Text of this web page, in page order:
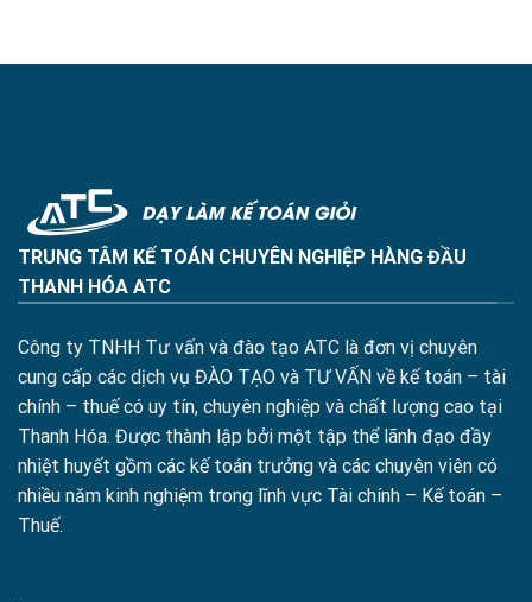
TRUNG TÂM KẾ TOÁN CHUYÊN NGHIỆP HÀNG ĐẦU
THANH HÓA ATC
Công ty TNHH Tư vấn và đào tạo ATC là đơn vị chuyên
cung cấp các dịch vụ ĐÀO TẠO và TƯ VẤN về kế toán – tài
chính – thuế có uy tín, chuyên nghiệp và chất lượng cao tại
Thanh Hóa. Được thành lập bởi một tập thể lãnh đạo đầy
nhiệt huyết gồm các kế toán trưởng và các chuyên viên có
nhiều năm kinh nghiệm trong lĩnh vực Tài chính – Kế toán –
Thuế.